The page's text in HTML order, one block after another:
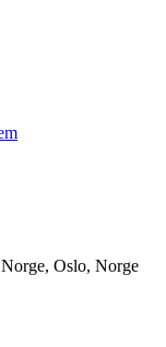
Oslo, Norge